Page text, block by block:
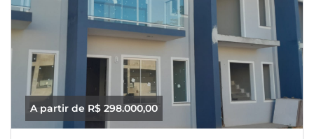
A partir de R$ 298.000,00